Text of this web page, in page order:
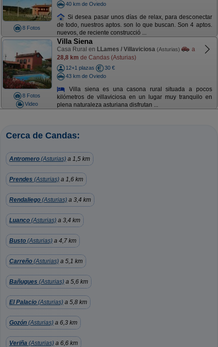
8 Fotos
40 km de Oviedo
Si desea pasar unos días de relax, para desconectar
de todo, nuestros aptos. son lo que buscan. Son 4 aptos.
nuevos, de reciente construcció ...
8 Fotos
Video
Villa Siena
Casa Rural en LLames / Villaviciosa (Asturias)
a
28,8 km de Candas (Asturias)
12+1 plazas
30 €
43 km de Oviedo
Villa siena es una casona rural situada a pocos
kilómetros de villaviciosa en un lugar muy tranquilo en
plena naturaleza asturiana disfrutan ...
Cerca de Candas:
Antromero (Asturias) a 1,5 km
Prendes (Asturias) a 1,6 km
Rendaliego (Asturias) a 3,4 km
Luanco (Asturias) a 3,4 km
Busto (Asturias) a 4,7 km
Carreño (Asturias) a 5,1 km
Bañugues (Asturias) a 5,6 km
El Palacio (Asturias) a 5,8 km
Gozón (Asturias) a 6,3 km
Veriña (Asturias) a 6,6 km